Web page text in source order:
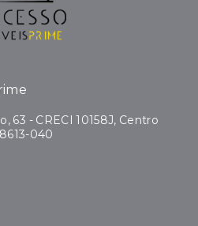
63 - CRECI 10158J, Centro
040